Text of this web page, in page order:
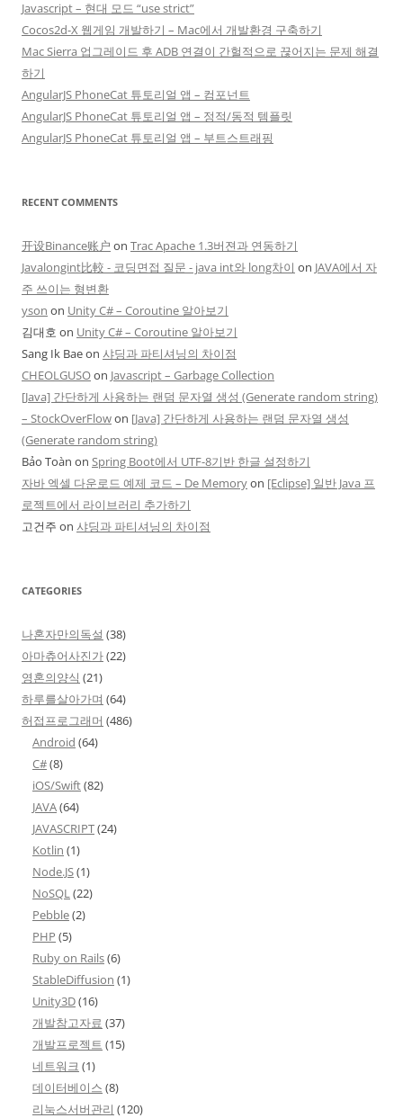
Javascript – 현대 모드 “use strict”
Cocos2d-X 웹게임 개발하기 – Mac에서 개발환경 구축하기
Mac Sierra 업그레이드 후 ADB 연결이 간헐적으로 끊어지는 문제 해결
하기
AngularJS PhoneCat 튜토리얼 앱 – 컴포넌트
AngularJS PhoneCat 튜토리얼 앱 – 정적/동적 템플릿
AngularJS PhoneCat 튜토리얼 앱 – 부트스트래핑
RECENT COMMENTS
开设Binance账户 on Trac Apache 1.3버젼과 연동하기
Javalongint比較 - 코딩면접 질문 - java int와 long차이 on JAVA에서 자
주 쓰이는 형변환
yson on Unity C# – Coroutine 알아보기
김대호 on Unity C# – Coroutine 알아보기
Sang Ik Baeon 샤딩과 파티셔닝의 차이점
CHEOLGUSOon Javascript – Garbage Collection
[Java] 간단하게 사용하는 랜덤 문자열 생성 (Generate random string)
– StockOverFlowon [Java] 간단하게 사용하는 랜덤 문자열 생성
(Generate random string)
Bảo Toàn on Spring Boot에서 UTF-8기반 한글 설정하기
자바 엑셀 다운로드 예제 코드 – De Memoryon [Eclipse] 일반 Java 프
로젝트에서 라이브러리 추가하기
고건주 on 샤딩과 파티셔닝의 차이점
CATEGORIES
나혼자만의독설 (38)
아마츄어사진가(22)
영혼의양식 (21)
하루를살아가며 (64)
허접프로그래머 (486)
Android (64)
C#(8)
iOS/Swift(82)
JAVA(64)
JAVASCRIPT(24)
Kotlin (1)
Node.JS(1)
NoSQL(22)
Pebble(2)
PHP (5)
Ruby on Rails(6)
StableDiffusion (1)
Unity3D(16)
개발참고자료 (37)
개발프로젝트 (15)
네트워크 (1)
데이터베이스 (8)
리눅스서버관리 (120)